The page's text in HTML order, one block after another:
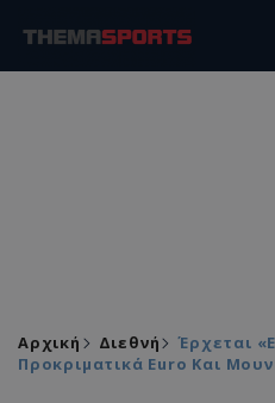
Αρχική Διεθνή
Έρχεται
Προκριματικά Euro Και